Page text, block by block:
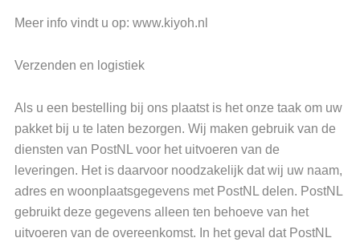
Meer info vindt u op: www.kiyoh.nl
Verzenden en logistiek
Als u een bestelling bij ons plaatst is het onze taak om uw
pakket bij u te laten bezorgen. Wij maken gebruik van de
diensten van PostNL voor het uitvoeren van de
leveringen. Het is daarvoor noodzakelijk dat wij uw naam,
adres en woonplaatsgegevens met PostNL delen. PostNL
gebruikt deze gegevens alleen ten behoeve van het
uitvoeren van de overeenkomst. In het geval dat PostNL